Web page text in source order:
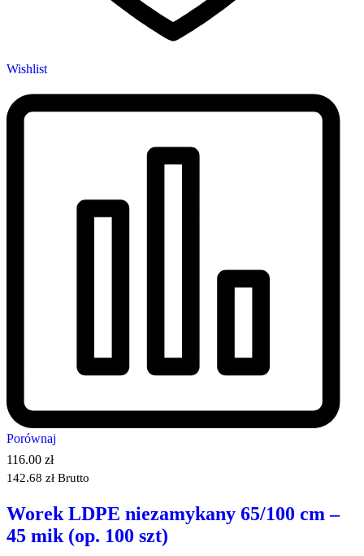
Wishlist
Porównaj
116.00 zł
142.68 zł Brutto
Worek LDPE niezamykany 65/100 cm –
45 mik (op. 100 szt)